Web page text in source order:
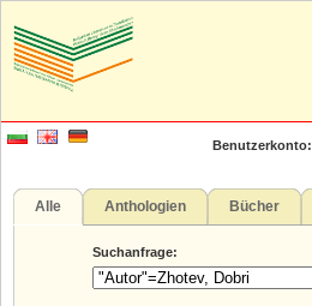
Benutzerkonto:
Alle Anthologien Bücher
Suchanfrage: